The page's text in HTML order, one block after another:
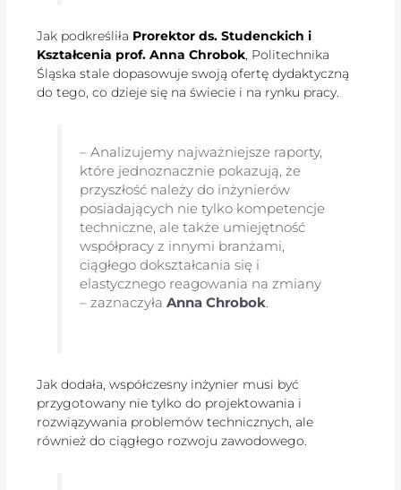
Jak podkreśliła Prorektor ds. Studenckich i
Kształcenia prof. Anna Chrobok, Politechnika
Śląska stale dopasowuje swoją ofertę dydaktyczną
do tego, co dzieje się na świecie i na rynku pracy.
– Analizujemy najważniejsze raporty,
które jednoznacznie pokazują, że
przyszłość należy do inżynierów
posiadających nie tylko kompetencje
techniczne, ale także umiejętność
współpracy z innymi branżami,
ciągłego dokształcania się i
elastycznego reagowania na zmiany
– zaznaczyłaAnna Chrobok.
Jak dodała, współczesny inżynier musi być
przygotowany nie tylko do projektowania i
rozwiązywania problemów technicznych, ale
również do ciągłego rozwoju zawodowego.